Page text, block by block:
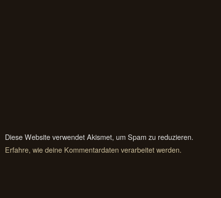
Diese Website verwendet Akismet, um Spam zu reduzieren.
Erfahre, wie deine Kommentardaten verarbeitet werden.